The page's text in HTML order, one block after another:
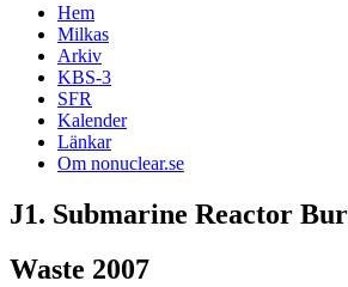
Hem
Milkas
Arkiv
KBS-3
SFR
Kalender
Länkar
Om nonuclear.se
J1. Submarine Reactor
Waste 2007